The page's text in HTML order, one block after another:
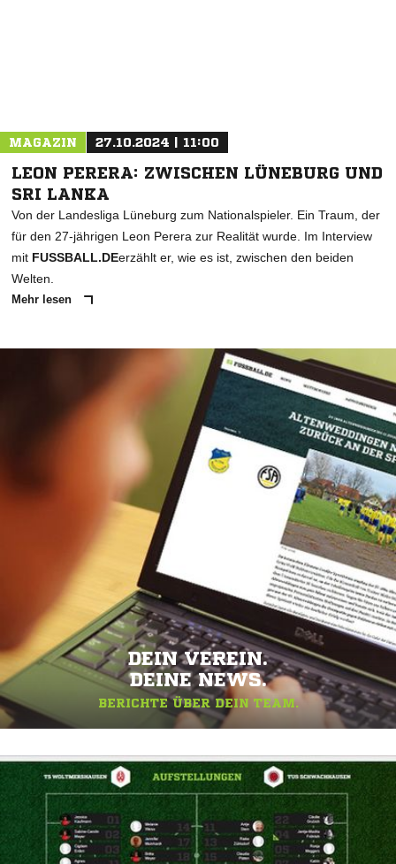
MAGAZIN 27.10.2024 | 11:00
LEON PERERA: ZWISCHEN LÜNEBURG UND
SRI LANKA
Von der Landesliga Lüneburg zum Nationalspieler. Ein Traum, der
für den 27-jährigen Leon Perera zur Realität wurde. Im Interview
mit FUSSBALL.DEerzählt er, wie es ist, zwischen den beiden
Welten.
Mehr lesen
DEIN VEREIN.
DEINE NEWS.
BERICHTE ÜBER DEIN TEAM.